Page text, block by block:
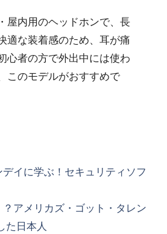
屋内用のヘッドホンで、長
適な装着感のため、耳が痛
心者の方で外出中には使わ
このモデルがおすすめで
イに学ぶ！セキュリティソフ
アメリカズ・ゴット・タレン
た日本人